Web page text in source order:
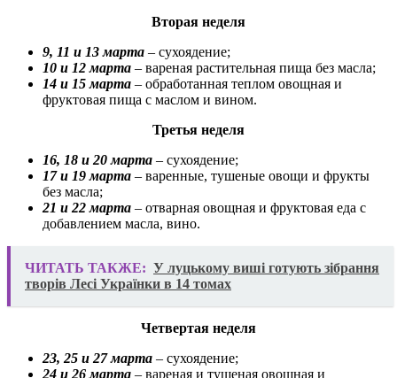
Вторая неделя
9, 11 и 13 марта – сухоядение;
10 и 12 марта – вареная растительная пища без масла;
14 и 15 марта – обработанная теплом овощная и
фруктовая пища с маслом и вином.
Третья неделя
16, 18 и 20 марта – сухоядение;
17 и 19 марта – варенные, тушеные овощи и фрукты
без масла;
21 и 22 марта – отварная овощная и фруктовая еда с
добавлением масла, вино.
ЧИТАТЬ ТАКЖЕ: У луцькому виші готують зібрання
творів Лесі Українки в 14 томах
Четвертая неделя
23, 25 и 27 марта – сухоядение;
24 и 26 марта – вареная и тушеная овощная и